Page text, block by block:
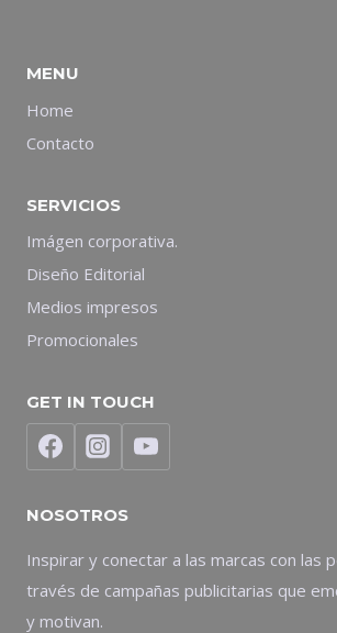
MENU
Home
Contacto
SERVICIOS
Imágen corporativa.
Diseño Editorial
Medios impresos
Promocionales
GET IN TOUCH
NOSOTROS
Inspirar y conectar a las marcas con las
través de campañas publicitarias que
y motivan.